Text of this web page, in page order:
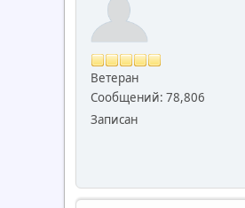
Ветеран
Сообщений: 78,806
Записан